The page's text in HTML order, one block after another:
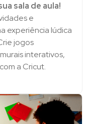
sala de aula!
e
experiência lúdica
jogos
interativos,
a Cricut.